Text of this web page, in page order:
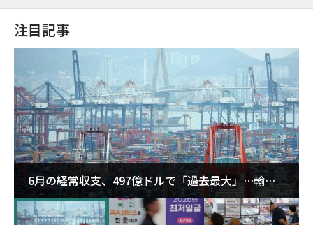
注目記事
6月の経常収支、497億ドルで「過去最大」…輸出
が初の1000億ドル突破